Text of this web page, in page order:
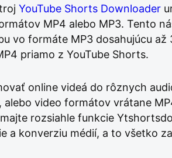
YouTube Shorts Downloader
MP4 alebo MP3. Tento
vo formáte MP3 dosahujúcu až
priamo z YouTube Shorts.
online videá do rôznych
alebo video formátov vrátane
rozsiahle funkcie
a konverziu médií, a to všetko